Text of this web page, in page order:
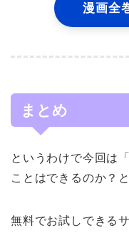
漫画全
まとめ
というわけで今回は
ことはできるのか？
無料でお試しできる